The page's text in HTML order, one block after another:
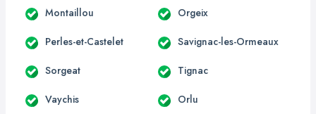
Montaillou Orgeix
Perles-et-Castelet Savignac-les-Ormeaux
Sorgeat Tignac
Vaychis Orlu